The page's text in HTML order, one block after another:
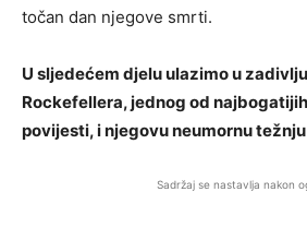
točan dan njegove smrti.
U sljedećem djelu ulazimo u
Rockefellera, jednog od
povijesti, i njegovu neumornu
Sadržaj se nastavlja nakon